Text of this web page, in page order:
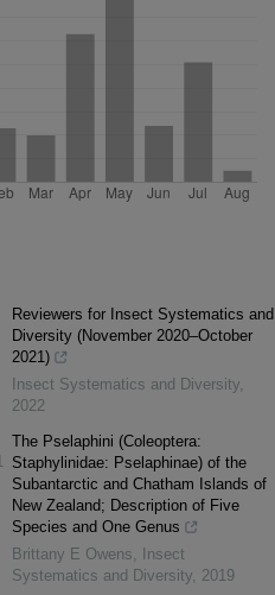
Reviewers for Insect Systematics and
Diversity (November 2020–October
2021)
Insect Systematics and Diversity
2022
The Pselaphini (Coleoptera:
Staphylinidae: Pselaphinae) of the
Subantarctic and Chatham Islands of
New Zealand; Description of Five
Species and One Genus
Brittany E Owens
Insect
Systematics and Diversity 2019